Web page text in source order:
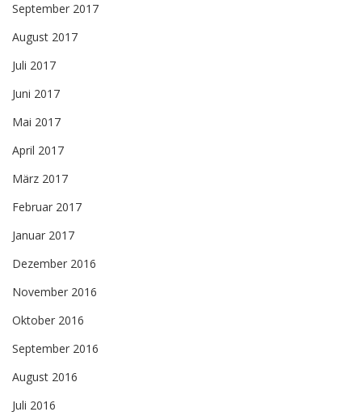
September 2017
August 2017
Juli 2017
Juni 2017
Mai 2017
April 2017
März 2017
Februar 2017
Januar 2017
Dezember 2016
November 2016
Oktober 2016
September 2016
August 2016
Juli 2016